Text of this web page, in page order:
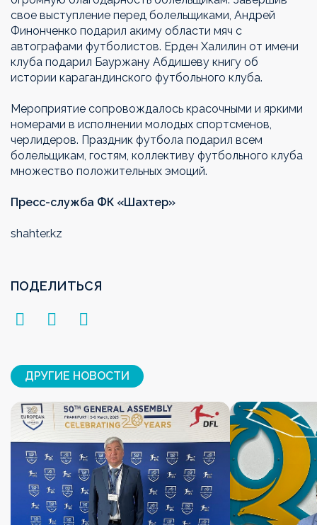
свое выступление перед болельщиками, Андрей
Финонченко подарил акиму области мяч с
автографами футболистов. Ерден Халилин от имени
клуба подарил Бауржану Абдишеву книгу об
истории карагандинского футбольного клуба.
Мероприятие сопровождалось красочными и яркими
номерами в исполнении молодых спортсменов,
черлидеров. Праздник футбола подарил всем
болельщикам, гостям, коллективу футбольного клуба
множество положительных эмоций.
Пресс-служба ФК «Шахтер»
shahter.kz
ПОДЕЛИТЬСЯ
ДРУГИЕ НОВОСТИ